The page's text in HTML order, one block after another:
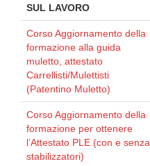
SUL LAVORO
Corso Aggiornamento della
formazione alla guida
muletto, attestato
Carrellisti/Mulettisti
(Patentino Muletto)
Corso Aggiornamento della
formazione per ottenere
l’Attestato PLE (con e senza
stabilizzatori)